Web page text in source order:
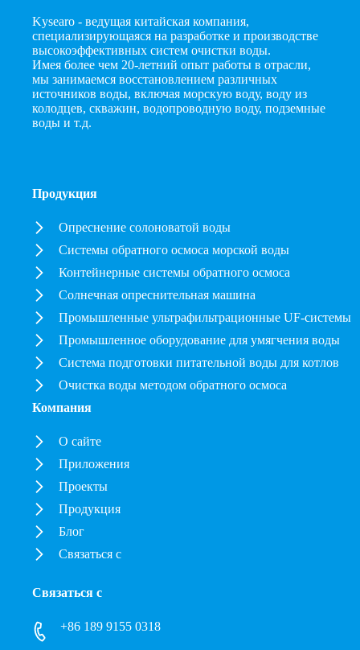
Kysearo - ведущая китайская компания,
специализирующаяся на разработке и производстве
высокоэффективных систем очистки воды.
Имея более чем 20-летний опыт работы в отрасли,
мы занимаемся восстановлением различных
источников воды, включая морскую воду, воду из
колодцев, скважин, водопроводную воду, подземные
воды и т.д.
Продукция
Опреснение солоноватой воды
Системы обратного осмоса морской воды
Контейнерные системы обратного осмоса
Солнечная опреснительная машина
Промышленные ультрафильтрационные UF-системы
Промышленное оборудование для умягчения воды
Система подготовки питательной воды для котлов
Очистка воды методом обратного осмоса
Компания
О сайте
Приложения
Проекты
Продукция
Блог
Связаться с
Связаться с
+86 189 9155 0318